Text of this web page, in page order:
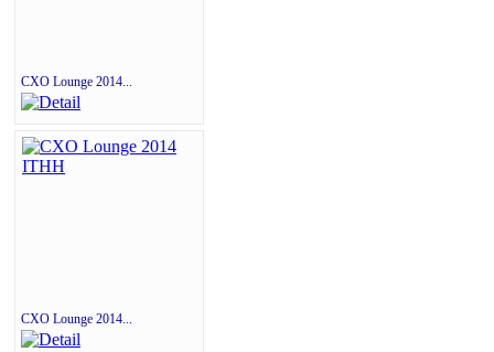
CXO Lounge 2014...
CXO Lounge 2014...